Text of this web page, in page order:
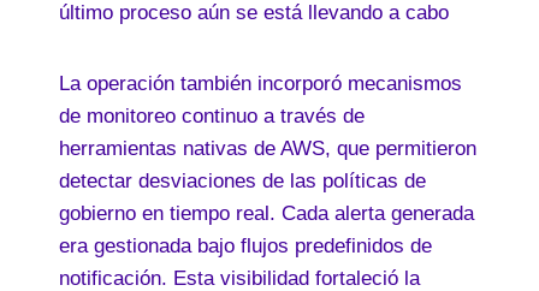
último proceso aún se está llevando a cabo
La operación también incorporó mecanismos
de monitoreo continuo a través de
herramientas nativas de AWS, que permitieron
detectar desviaciones de las políticas de
gobierno en tiempo real. Cada alerta generada
era gestionada bajo flujos predefinidos de
notificación. Esta visibilidad fortaleció la